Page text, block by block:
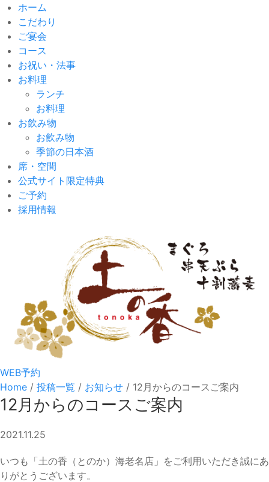
ホーム
こだわり
ご宴会
コース
お祝い・法事
お料理
ランチ
お料理
お飲み物
お飲み物
季節の日本酒
席・空間
公式サイト限定特典
ご予約
採用情報
WEB予約
Home / 投稿一覧 / お知らせ / 12月からのコースご案内
12月からのコースご案内
2021.11.25
いつも「土の香（とのか）海老名店」をご利用いただき誠にあ
りがとうございます。